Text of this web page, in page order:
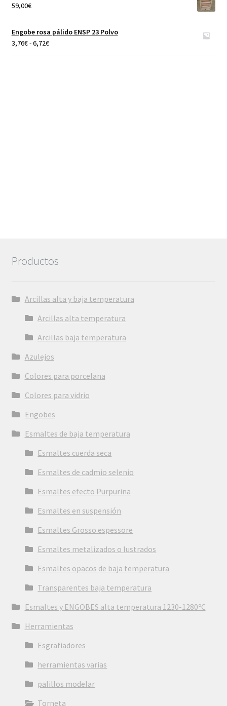
40,00€
59,00€
Engobe rosa pálido ENSP 23 Polvo
3,76€-6,72€Rango
Productos
Arcillas alta y baja temperatura
Arcillas alta temperatura
Arcillas baja temperatura
Azulejos
Colores para porcelana
Colores para vidrio
Engobes
Esmaltes de baja temperatura
Esmaltes cuerda seca
Esmaltes de cadmio selenio
Esmaltes efecto Purpurina
Esmaltes en suspensión
Esmaltes Grosso espessore
Esmaltes metalizados o lustrados
Esmaltes opacos de baja temperatura
Transparentes baja temperatura
Esmaltes y ENGOBES alta temperatura 1230-1280ºC
Herramientas
Esgrafiadores
herramientas varias
palillos modelar
Torneta